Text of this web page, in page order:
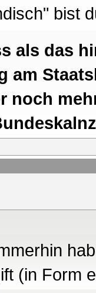
bist
als das
am
noch
(in Form